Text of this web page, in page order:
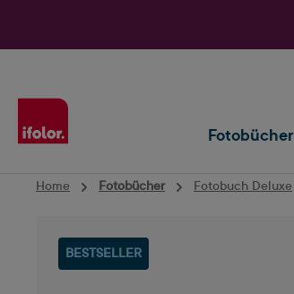
Fotobücher
Home Fotobücher Fotobuch Deluxe
BESTSELLER